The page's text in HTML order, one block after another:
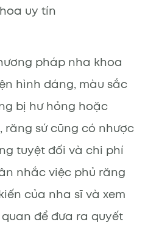
uy tín
pháp nha khoa
hình dáng, màu sắc
bị hư hỏng hoặc
răng sứ cũng có nhược
tuyệt đối và chi phí
nhắc việc phủ răng
của nha sĩ và xem
để đưa ra quyết